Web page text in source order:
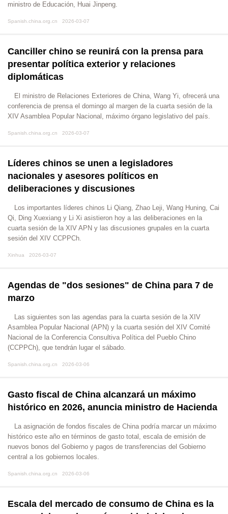
ministro de Educación, Huai Jinpeng.
Spanish.china.org.cn 2026-03-07
Canciller chino se reunirá con la prensa para
presentar política exterior y relaciones
diplomáticas
El ministro de Relaciones Exteriores de China, Wang Yi, ofrecerá una
conferencia de prensa el domingo al margen de la cuarta sesión de la
XIV Asamblea Popular Nacional, máximo órgano legislativo del país.
Spanish.china.org.cn 2026-03-07
Líderes chinos se unen a legisladores
nacionales y asesores políticos en
deliberaciones y discusiones
Los importantes líderes chinos Li Qiang, Zhao Leji, Wang Huning, Cai
Qi, Ding Xuexiang y Li Xi asistieron hoy a las deliberaciones en la
cuarta sesión de la XIV APN y las discusiones grupales en la cuarta
sesión del XIV CCPPCh.
Xinhua 2026-03-07
Agendas de "dos sesiones" de China para 7 de
marzo
​Las siguientes son las agendas para la cuarta sesión de la XIV
Asamblea Popular Nacional (APN) y la cuarta sesión del XIV Comité
Nacional de la Conferencia Consultiva Política del Pueblo Chino
(CCPPCh), que tendrán lugar el sábado.
Spanish.china.org.cn 2026-03-06
Gasto fiscal de China alcanzará un máximo
histórico en 2026, anuncia ministro de Hacienda
La asignación de fondos fiscales de China podría marcar un máximo
histórico este año en términos de gasto total, escala de emisión de
nuevos bonos del Gobierno y pagos de transferencias del Gobierno
central a los gobiernos locales.
Spanish.china.org.cn 2026-03-06
Escala del mercado de consumo de China es la